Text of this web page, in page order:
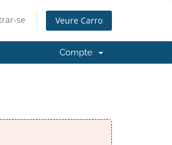
se Veure Carro
Compte